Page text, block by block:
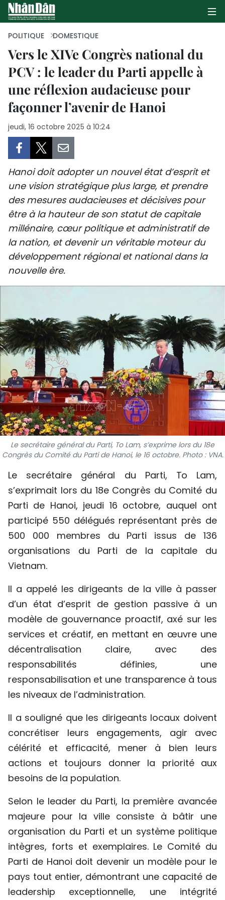
PAGE D'ACCUEIL
POLITIQUE
TOURISME
ENVIRONNEMENT
SPORT
FRANCOPHONIE
PAYS NATAL
INTERNATIONAL
MÉGASTORIE
INFOGRAPHIE
PHOTO
VIDÉO
À PROPOS DU "PEUPLE"
ENGLISH
中文
РУССКИЙ
POLITIQUE DOMESTIQUE
Vers le XIVe Congrès national du
PCV : le leader du Parti appelle à
une réflexion audacieuse pour
façonner l’avenir de Hanoi
jeudi, 16 octobre 2025 à 10:24
Hanoi doit adopter un nouvel état d’esprit et
une vision stratégique plus large, et prendre
des mesures audacieuses et décisives pour
être à la hauteur de son statut de capitale
millénaire, cœur politique et administratif de
la nation, et devenir un véritable moteur du
développement régional et national dans la
nouvelle ère.
Le secrétaire général du Parti, To Lam, s’exprime lors du 18e
Congrès du Comité du Parti de Hanoi, le 16 octobre. Photo : VNA.
Le secrétaire général du Parti, To Lam,
s’exprimait lors du 18e Congrès du Comité du
Parti de Hanoi, jeudi 16 octobre, auquel ont
participé 550 délégués représentant près de
500 000 membres du Parti issus de 136
organisations du Parti de la capitale du
Vietnam.
Il a appelé les dirigeants de la ville à passer
d’un état d’esprit de gestion passive à un
modèle de gouvernance proactif, axé sur les
services et créatif, en mettant en œuvre une
décentralisation claire, avec des
responsabilités définies, une
responsabilisation et une transparence à tous
les niveaux de l’administration.
Il a souligné que les dirigeants locaux doivent
concrétiser leurs engagements, agir avec
célérité et efficacité, mener à bien leurs
actions et toujours donner la priorité aux
besoins de la population.
Selon le leader du Parti, la première avancée
majeure pour la ville consiste à bâtir une
organisation du Parti et un système politique
intègres, forts et exemplaires. Le Comité du
Parti de Hanoi doit devenir un modèle pour le
pays tout entier, démontrant une capacité de
leadership exceptionnelle, une intégrité